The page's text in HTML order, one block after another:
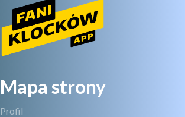
Mapa strony
Profil